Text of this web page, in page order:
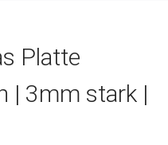
Platte
| 3mm stark |